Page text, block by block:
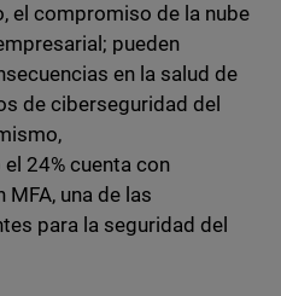
el compromiso de la nube
pueden
en la salud de
de ciberseguridad del
24% cuenta con
una de las
para la seguridad del